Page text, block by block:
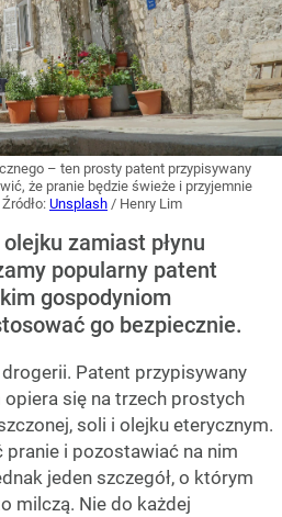
– ten prosty patent przypisywany
że pranie będzie świeże i przyjemnie
Unsplash / Henry Lim
zamiast płynu
popularny patent
gospodyniom
go bezpiecznie.
Patent przypisywany
się na trzech prostych
soli i olejku eterycznym.
i pozostawiać na nim
jeden szczegół, o którym
milczą. Nie do każdej